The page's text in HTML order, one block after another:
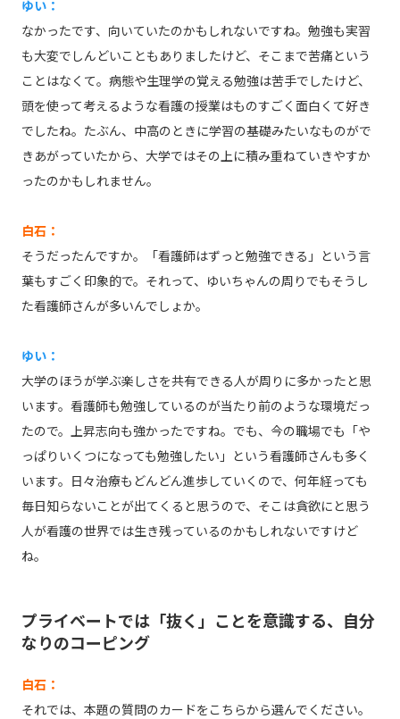
ゆい：
なかったです、向いていたのかもしれないですね。勉強も実習
も大変でしんどいこともありましたけど、そこまで苦痛という
ことはなくて。病態や生理学の覚える勉強は苦手でしたけど、
頭を使って考えるような看護の授業はものすごく面白くて好き
でしたね。たぶん、中高のときに学習の基礎みたいなものがで
きあがっていたから、大学ではその上に積み重ねていきやすか
ったのかもしれません。
白石：
そうだったんですか。「看護師はずっと勉強できる」という言
葉もすごく印象的で。それって、ゆいちゃんの周りでもそうし
た看護師さんが多いんでしょか。
ゆい：
大学のほうが学ぶ楽しさを共有できる人が周りに多かったと思
います。看護師も勉強しているのが当たり前のような環境だっ
たので。上昇志向も強かったですね。でも、今の職場でも「や
っぱりいくつになっても勉強したい」という看護師さんも多く
います。日々治療もどんどん進歩していくので、何年経っても
毎日知らないことが出てくると思うので、そこは貪欲にと思う
人が看護の世界では生き残っているのかもしれないですけど
ね。
プライベートでは「抜く」ことを意識する、自分
なりのコーピング
白石：
それでは、本題の質問のカードをこちらから選んでください。